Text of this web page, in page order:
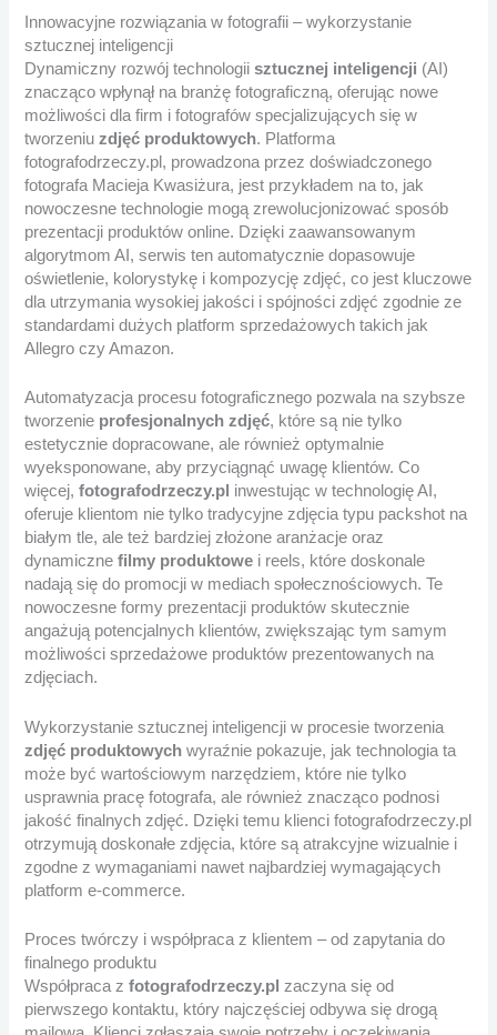
Innowacyjne rozwiązania w fotografii – wykorzystanie
sztucznej inteligencji
Dynamiczny rozwój technologiisztucznej inteligencji (AI)
znacząco wpłynął na branżę fotograficzną, oferując nowe
możliwości dla firm i fotografów specjalizujących się w
tworzeniuzdjęć produktowych. Platforma
fotografodrzeczy.pl, prowadzona przez doświadczonego
fotografa Macieja Kwasiżura, jest przykładem na to, jak
nowoczesne technologie mogą zrewolucjonizować sposób
prezentacji produktów online. Dzięki zaawansowanym
algorytmom AI, serwis ten automatycznie dopasowuje
oświetlenie, kolorystykę i kompozycję zdjęć, co jest kluczowe
dla utrzymania wysokiej jakości i spójności zdjęć zgodnie ze
standardami dużych platform sprzedażowych takich jak
Allegro czy Amazon.
Automatyzacja procesu fotograficznego pozwala na szybsze
tworzenie profesjonalnych zdjęć, które są nie tylko
estetycznie dopracowane, ale również optymalnie
wyeksponowane, aby przyciągnąć uwagę klientów. Co
więcej,fotografodrzeczy.pl inwestując w technologię AI,
oferuje klientom nie tylko tradycyjne zdjęcia typu packshot na
białym tle, ale też bardziej złożone aranżacje oraz
dynamicznefilmy produktowe i reels, które doskonale
nadają się do promocji w mediach społecznościowych. Te
nowoczesne formy prezentacji produktów skutecznie
angażują potencjalnych klientów, zwiększając tym samym
możliwości sprzedażowe produktów prezentowanych na
zdjęciach.
Wykorzystanie sztucznej inteligencji w procesie tworzenia
zdjęć produktowych wyraźnie pokazuje, jak technologia ta
może być wartościowym narzędziem, które nie tylko
usprawnia pracę fotografa, ale również znacząco podnosi
jakość finalnych zdjęć. Dzięki temu klienci fotografodrzeczy.pl
otrzymują doskonałe zdjęcia, które są atrakcyjne wizualnie i
zgodne z wymaganiami nawet najbardziej wymagających
platform e-commerce.
Proces twórczy i współpraca z klientem – od zapytania do
finalnego produktu
Współpraca zfotografodrzeczy.pl zaczyna się od
pierwszego kontaktu, który najczęściej odbywa się drogą